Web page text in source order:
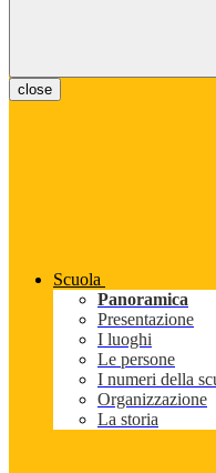
close
Scuola
Panoramica
Presentazione
I luoghi
Le persone
I numeri della
Organizzazione
La storia